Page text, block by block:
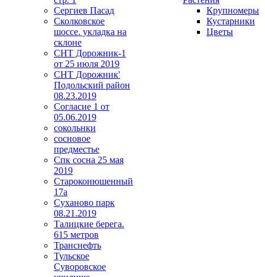
Сергиев Пасад
Сколковское
шоссе. укладка на
склоне
СНТ Дорожник-1
от 25 июля 2019
СНТ Дорожник'
Подольский район
08.23.2019
Согласие 1 от
05.06.2019
сокольнки
сосновое
предместье
Спк сосна 25 мая
2019
Староконюшенный
17а
Суханово парк
08.21.2019
Талицкие берега.
615 метров
Транснефть
Тульское
Суворовское
Крупномеры
Кустарники
Цветы